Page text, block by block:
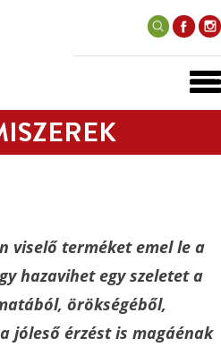
viselő terméket emel le a
hazavihet egy szeletet a
örökségéből,
jóleső érzést is magáénak